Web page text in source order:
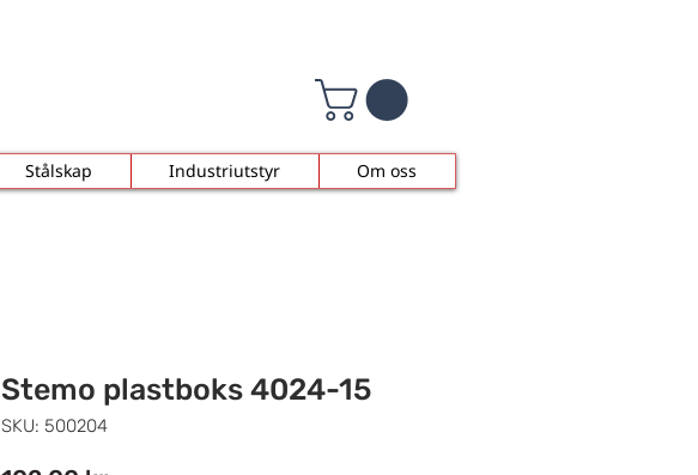
Stålskap Industriutstyr Om oss
Stemo plastboks 4024-15
SKU: 500204